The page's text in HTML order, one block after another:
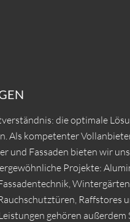
die optimale
Als kompetenter
und Fassaden bieten wir
Projekte:
Raffstores
gehören außerdem